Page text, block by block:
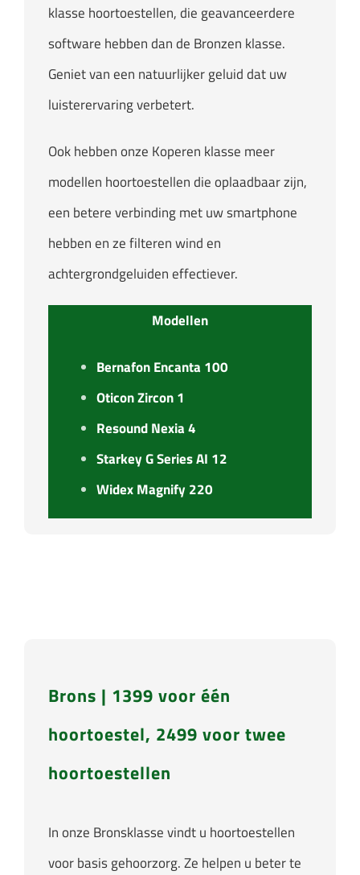
klasse hoortoestellen, die geavanceerdere
software hebben dan de Bronzen klasse.
Geniet van een natuurlijker geluid dat uw
luisterervaring verbetert.
Ook hebben onze Koperen klasse meer
modellen hoortoestellen die oplaadbaar zijn,
een betere verbinding met uw smartphone
hebben en ze filteren wind en
achtergrondgeluiden effectiever.
Modellen
Bernafon Encanta 100
Oticon Zircon 1
Resound Nexia 4
Starkey G Series AI 12
Widex Magnify 220
Brons | 1399 voor één
hoortoestel, 2499 voor twee
hoortoestellen
In onze Bronsklasse vindt u hoortoestellen
voor basis gehoorzorg. Ze helpen u beter te